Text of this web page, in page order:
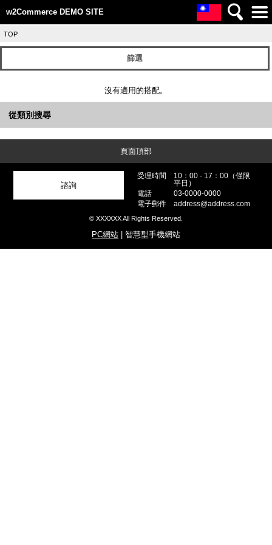
w2Commerce DEMO SITE
TOP
篩選
沒有適用的搭配。
從類別搜尋
頁面頂部
諮詢
受理時間
10：00 - 17：00（僅限
平日）
電話
03-0000-0000
電子郵件
address@address.com
© XXXXXX All Rights Reserved.
PC網站 | 智慧型手機網站